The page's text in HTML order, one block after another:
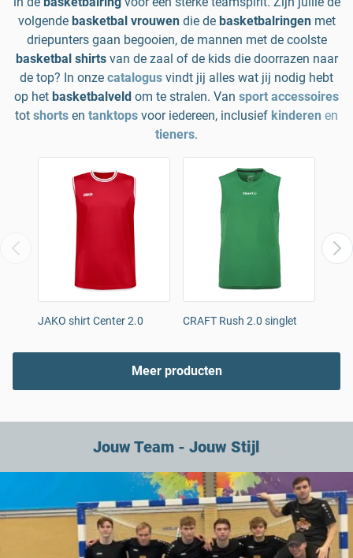
volgende basketbal vrouwendie de basketbalringenmet
driepunters gaan begooien, de mannen met de coolste
basketbal shirts van de zaal of de kids die doorrazen naar
de top? In onze catalogus vindt jij alles wat jij nodig hebt
op het basketbalveld om te stralen. Van sport accessoires
tot shorts en tanktops voor iedereen, inclusief kinderen en
tieners.
JAKO shirt Center 2.0 CRAFT Rush 2.0 singlet
Meer producten
Jouw Team - Jouw Stijl